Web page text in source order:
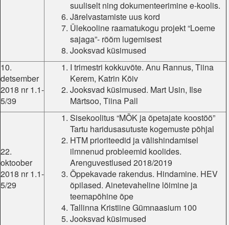
suuliselt ning dokumenteerimine e-koolis.
Järelvastamiste uus kord
Ülekooline raamatukogu projekt “Loeme
sajaga”- rõõm lugemisest
Jooksvad küsimused
10.
detsember
2018 nr 1.1-
5/39
I trimestri kokkuvõte. Anu Rannus, Tiina
Kerem, Katrin Kõiv
Jooksvad küsimused. Mart Usin, Ilse
Märtsoo, Tiina Pall
22.
oktoober
2018 nr 1.1-
5/29
Sisekoolitus “MÕK ja õpetajate koostöö”
Tartu haridusasutuste kogemuste põhjal
HTM prioriteedid ja välishindamisel
ilmnenud probleemid koolides.
Arenguvestlused 2018/2019
Õppekavade rakendus. Hindamine. HEV
õpilased. Ainetevaheline lõimine ja
teemapõhine õpe
Tallinna Kristiine Gümnaasium 100
Jooksvad küsimused